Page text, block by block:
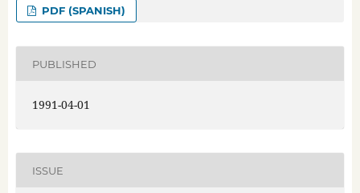
PDF (SPANISH)
PUBLISHED
1991-04-01
ISSUE